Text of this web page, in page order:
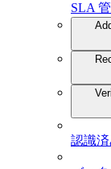
SLA
認識